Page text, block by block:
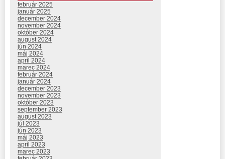
február 2025
január 2025
december 2024
november 2024
október 2024
august 2024
jún 2024
máj 2024
apríl 2024
marec 2024
február 2024
január 2024
december 2023
november 2023
október 2023
september 2023
august 2023
júl 2023
jún 2023
máj 2023
apríl 2023
marec 2023